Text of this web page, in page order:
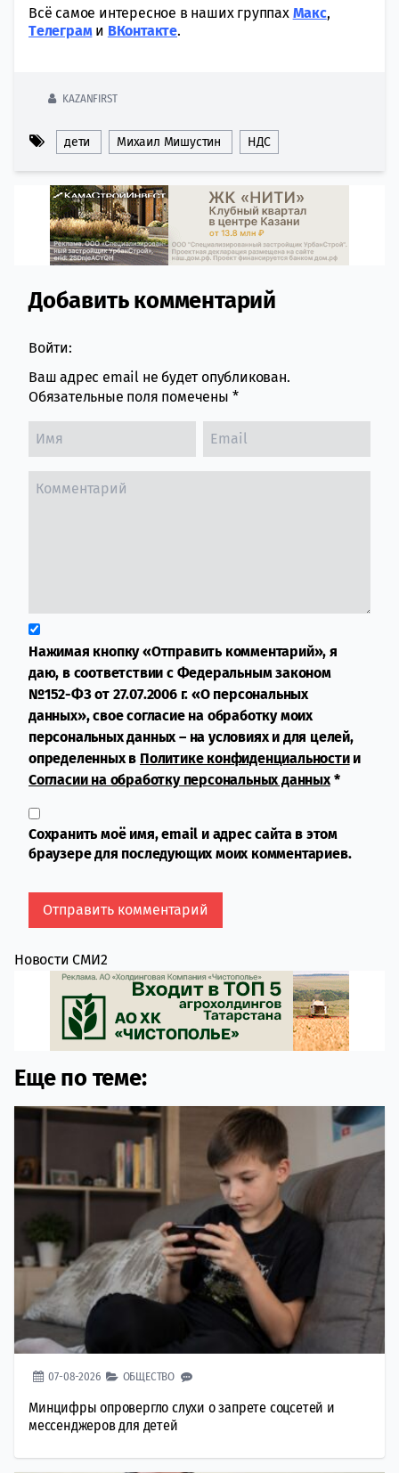
Всё самое интересное в наших группах Макс,
Tелеграми ВКонтакте.
KAZANFIRST
дети Михаил Мишустин НДС
Comment section
Добавить комментарий
Войти:
Ваш адрес email не будет опубликован.
Обязательные поля помечены *
Нажимая кнопку «Отправить комментарий», я
даю, в соответствии с Федеральным законом
№152-ФЗ от 27.07.2006 г. «О персональных
данных», свое согласие на обработку моих
персональных данных – на условиях и для целей,
определенных в Политике конфиденциальностии
Согласии на обработку персональных данных*
Сохранить моё имя, email и адрес сайта в этом
браузере для последующих моих комментариев.
Новости СМИ2
Еще по теме:
07-08-2026 ОБЩЕСТВО
Минцифры опровергло слухи о запрете соцсетей и
мессенджеров для детей